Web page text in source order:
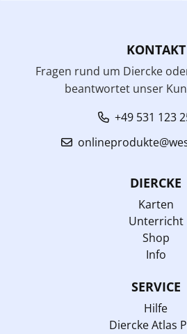
KONTAKT
Fragen rund um Diercke
beantwortet unser
+49 531 123
DIERCKE
Karten
Unterricht
Shop
Info
SERVICE
Hilfe
Diercke Atlas